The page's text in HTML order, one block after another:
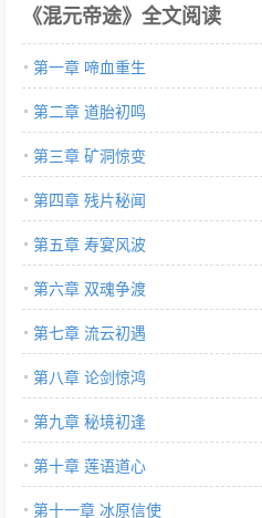
《混元帝途》全文阅读
第一章 啼血重生
第二章 道胎初鸣
第三章 矿洞惊变
第四章 残片秘闻
第五章 寿宴风波
第六章 双魂争渡
第七章 流云初遇
第八章 论剑惊鸿
第九章 秘境初逢
第十章 莲语道心
第十一章 冰原信使